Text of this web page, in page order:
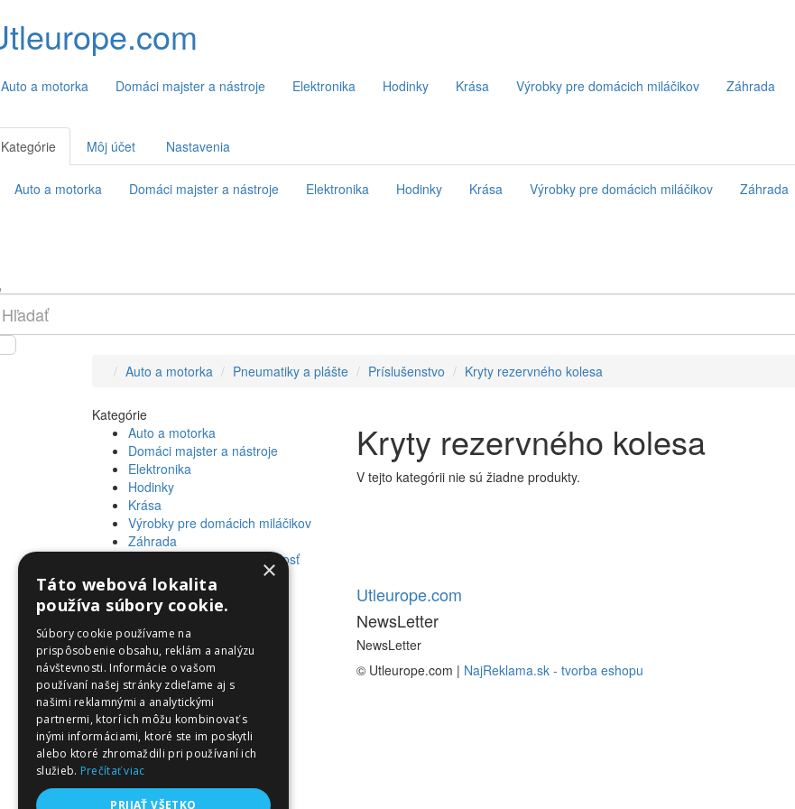
Auto a motorka Domáci majster a nástroje Elektronika Hodinky Krása Výrobky pre domácich miláčikov Záhrada
Kategórie Môj účet Nastavenia
Auto a motorka Domáci majster a nástroje Elektronika Hodinky Krása Výrobky pre domácich miláčikov Záhrada
Auto a motorka Pneumatiky a plášte Príslušenstvo Kryty rezervného kolesa
Kategórie
Auto a motorka
Domáci majster a nástroje
Elektronika
Hodinky
Krása
Výrobky pre domácich miláčikov
Záhrada
Zdravie a osobná starostlivosť
Kryty rezervného kolesa
V tejto kategórii nie sú žiadne produkty.
Informácie
Utleurope.com
NewsLetter
NewsLetter
© Utleurope.com | NajReklama.sk - tvorba eshopu
×
Táto webová lokalita
používa súbory cookie.
Súbory cookie používame na
prispôsobenie obsahu, reklám a analýzu
návštevnosti. Informácie o vašom
používaní našej stránky zdieľame aj s
našimi reklamnými a analytickými
partnermi, ktorí ich môžu kombinovať s
inými informáciami, ktoré ste im poskytli
alebo ktoré zhromaždili pri používaní ich
služieb. Prečítať viac
PRIJAŤ VŠETKO